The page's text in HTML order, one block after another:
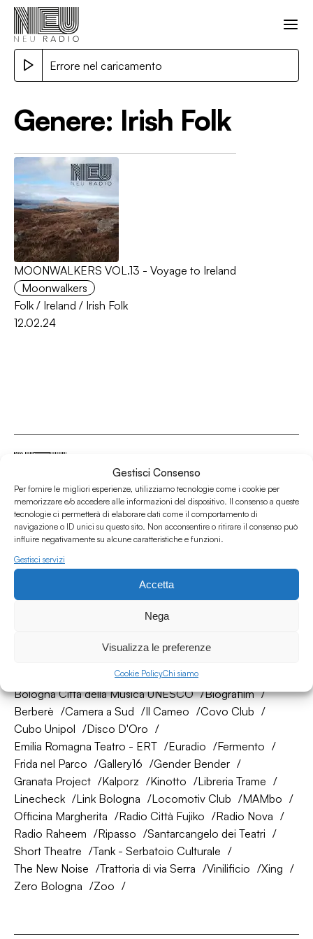
Gestisci Consenso
Per fornire le migliori esperienze, utilizziamo tecnologie come i cookie per
memorizzare e/o accedere alle informazioni del dispositivo. Il consenso a queste
tecnologie ci permetterà di elaborare dati come il comportamento di
navigazione o ID unici su questo sito. Non acconsentire o ritirare il consenso può
influire negativamente su alcune caratteristiche e funzioni.
Gestisci servizi
Accetta
Nega
Visualizza le preferenze
Cookie PolicyChi siamo
Errore nel caricamento
Genere: Irish Folk
MOONWALKERS VOL.13 - Voyage to Ireland
Moonwalkers
Folk / Ireland / Irish Folk
12.02.24
Associazione Culturale Humus
Via degli Orti 63, Bologna 40137
IVA: IT03691751204
CF: 03691751204
La nostra rete di amici
AtelierSì
Baumhaus
Bologna Città della Musica UNESCO
Biografilm
Berberè
Camera a Sud Il Cameo
Covo Club
Cubo Unipol
Disco D'Oro
Emilia Romagna Teatro - ERT
Euradio
Fermento
Frida nel Parco
Gallery16
Gender Bender
Granata Project
Kalporz Kinotto
Libreria Trame
Linecheck
Link Bologna Locomotiv Club
MAMbo
Officina Margherita
Radio Città Fujiko
Radio Nova
Radio Raheem
Ripasso
Santarcangelo dei Teatri
Short Theatre
Tank - Serbatoio Culturale
The New Noise
Trattoria di via Serra Vinilificio
Xing
Zero Bologna
Zoo